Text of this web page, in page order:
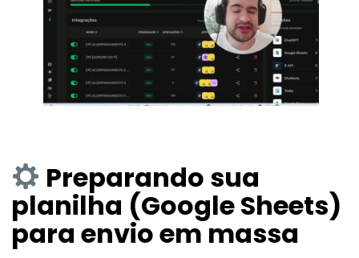
Preparando sua
planilha (Google Sheets)
para envio em massa